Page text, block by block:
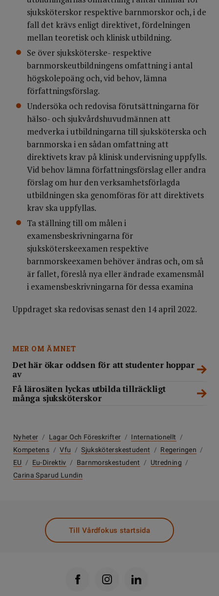
sjuksköterskor respektive barnmorskor och, i de
fall det krävs enligt direktivet, fördelningen
mellan teoretisk och klinisk utbildning.
Se över sjuksköterske- respektive
barnmorskeutbildningens omfattning i antal
högskolepoäng och, vid behov, lämna
författningsförslag.
Undersöka och redovisa förutsättningarna för
hälso- och sjukvårdshuvudmännen att
medverka i utbildningarna till sjuksköterska och
barnmorska i en sådan omfattning att
direktivets krav på klinisk undervisning uppfylls.
Vid behov lämna författningsförslag eller andra
förslag om hur den verksamhetsförlagda
utbildningen ska genomföras för att direktivets
krav ska uppfyllas.
Ta ställning till om målen i
examensbeskrivningarna för
sjuksköterskeexamen respektive
barnmorskeexamen behöver ändras och, om så
är fallet, föreslå nya eller ändrade examensmål
i examensbeskrivningarna för dessa examina
Uppdraget ska redovisas senast den 14 april 2022.
MER OM ÄMNET
Det här ökar oddsen för att studenter hoppar
av
Få lärosäten lyckas utbilda tillräckligt
många sjuksköterskor
Nyheter / Lagar Och Föreskrifter / Internationellt
/
Kompetens / Vfu / Sjuksköterskestudent / Regeringen /
EU
/ Eu-Direktiv / Barnmorskestudent / Utredning /
Carina Sparud Lundin
Till Vårdfokus startsida